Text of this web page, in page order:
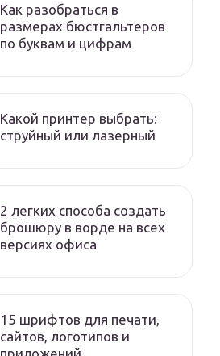
Как разобраться в
размерах бюстгальтеров
по буквам и цифрам
Какой принтер выбрать:
струйный или лазерный
2 легких способа создать
брошюру в ворде на всех
версиях офиса
15 шрифтов для печати,
сайтов, логотипов и